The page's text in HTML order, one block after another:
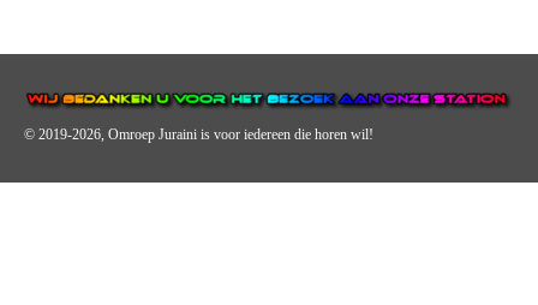
© 2019-2026, Omroep Juraini is voor iedereen die horen wil!